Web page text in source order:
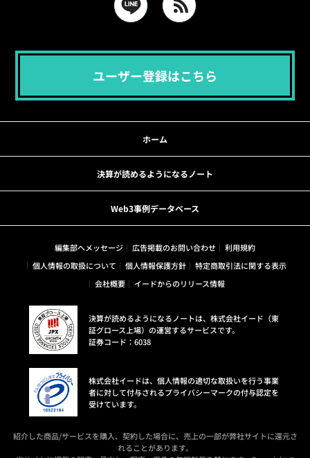
ユーザー登録はこちら
ホーム
決算が読めるようになるノート
Web3事例データベース
編集部へメッセージ 広告掲載のお問い合わせ
利用規約
個人情報の取扱について
個人情報保護方針
特定商取引法に関する表示
会社概要
イードからのリリース情報
決算が読めるようになるノートは、株式会社イード（東
証グロース上場）の運営するサービスです。
証券コード：6038
株式会社イードは、個人情報の適切な取扱いを行う事業
者に対して付与されるプライバシーマークの付与認定を
受けています。
紹介した商品/サービスを購入、契約した場合に、売上の一部が弊社サイトに還元さ
れることがあります。